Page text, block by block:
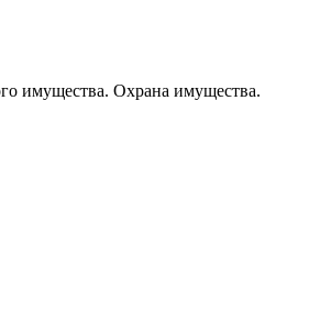
имущества. Охрана имущества.